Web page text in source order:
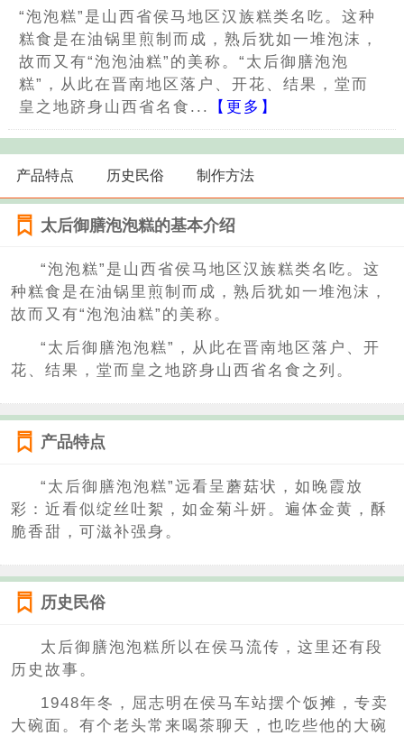
“泡泡糕”是山西省侯马地区汉族糕类名吃。这种
糕食是在油锅里煎制而成，熟后犹如一堆泡沫，
故而又有“泡泡油糕”的美称。“太后御膳泡泡
糕”，从此在晋南地区落户、开花、结果，堂而
皇之地跻身山西省名食...
【更多】
产品特点 历史民俗 制作方法
太后御膳泡泡糕的基本介绍
“泡泡糕”是山西省侯马地区汉族糕类名吃。这
种糕食是在油锅里煎制而成，熟后犹如一堆泡沫，
故而又有“泡泡油糕”的美称。
“太后御膳泡泡糕”，从此在晋南地区落户、开
花、结果，堂而皇之地跻身山西省名食之列。
产品特点
“太后御膳泡泡糕”远看呈蘑菇状，如晚霞放
彩：近看似绽丝吐絮，如金菊斗妍。遍体金黄，酥
脆香甜，可滋补强身。
历史民俗
太后御膳泡泡糕所以在侯马流传，这里还有段
历史故事。
1948年冬，屈志明在侯马车站摆个饭摊，专卖
大碗面。有个老头常来喝茶聊天，也吃些他的大碗